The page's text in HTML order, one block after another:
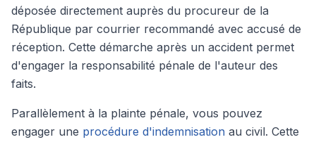
déposée directement auprès du procureur de la
République par courrier recommandé avec accusé de
réception. Cette démarche après un accident permet
d'engager la responsabilité pénale de l'auteur des
faits.
Parallèlement à la plainte pénale, vous pouvez
engager une procédure d'indemnisation au civil. Cette